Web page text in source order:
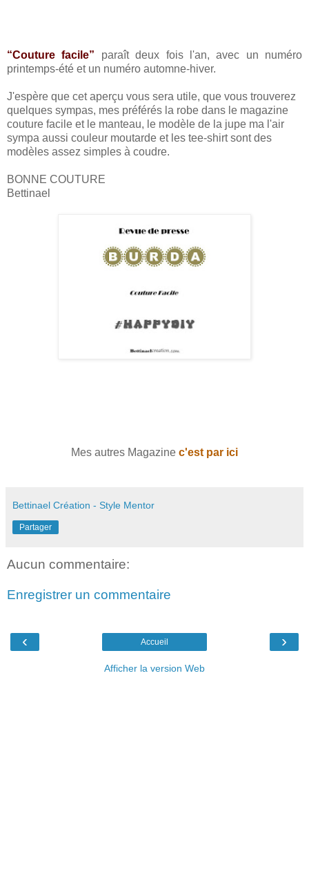
“Couture facile” paraît deux fois l'an, avec un numéro
printemps-été et un numéro automne-hiver.
J'espère que cet aperçu vous sera utile, que vous trouverez
quelques sympas, mes préférés la robe dans le magazine
couture facile et le manteau, le modèle de la jupe ma l'air
sympa aussi couleur moutarde et les tee-shirt sont des
modèles assez simples à coudre.
BONNE COUTURE
Bettinael
Mes autres Magazine c'est par ici
Bettinael Création - Style Mentor
Partager
Aucun commentaire:
Enregistrer un commentaire
‹ ›
Accueil
Afficher la version Web